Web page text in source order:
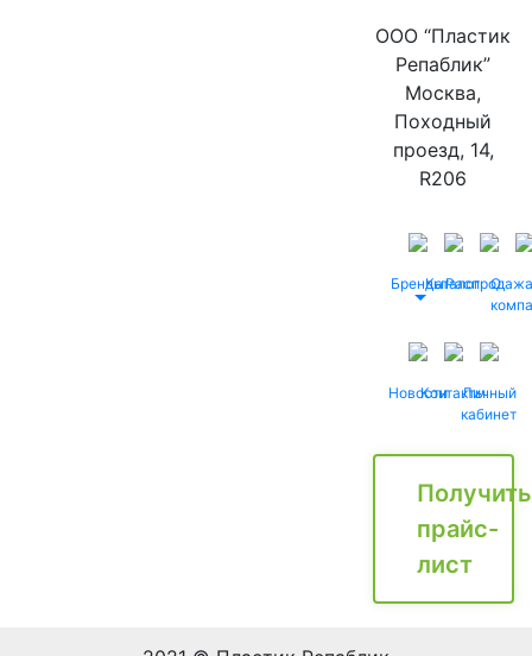
ООО “Пластик
Репаблик”
Москва,
Походный
проезд, 14,
R206
БрендыКаталог
Распродажа
О
НовостиКонтактыЛичный
кабинет
Получить
прайс-
лист